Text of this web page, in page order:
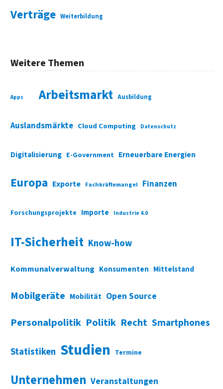
Verträge Weiterbildung
Weitere Themen
Apps Arbeitsmarkt Ausbildung
Auslandsmärkte Cloud Computing Datenschutz
Digitalisierung E-Government Erneuerbare Energien
Europa Exporte Fachkräftemangel Finanzen
Forschungsprojekte Importe Industrie 4.0
IT-Sicherheit Know-how
Kommunalverwaltung Konsumenten Mittelstand
Mobilgeräte Mobilität Open Source
Personalpolitik Politik Recht Smartphones
Statistiken Studien Termine
Unternehmen Veranstaltungen